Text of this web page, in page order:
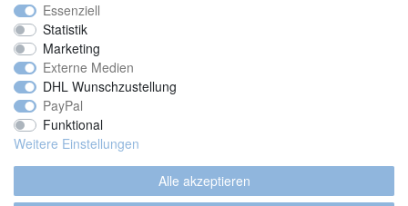
AGB|Widerrufsrecht|Datenschutzerklärung|Impressum
Essenziell
Statistik
Marketing
Externe Medien
DHL Wunschzustellung
PayPal
Funktional
Weitere Einstellungen
Alle akzeptieren